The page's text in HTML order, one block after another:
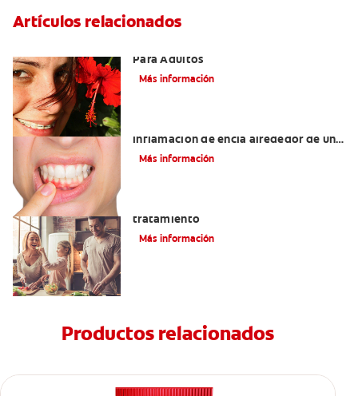
Artículos relacionados
Para Adultos
Más información
inflamación de encía alrededor de un
diente?
Más información
tratamiento
Más información
Productos relacionados